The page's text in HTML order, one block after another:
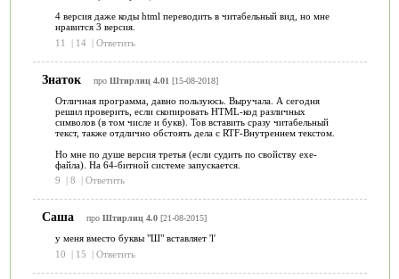
4 версия даже коды html переводить в читабельный вид, но мне
нравится 3 версия.
11
| 14 | Ответить
Знаток про Штирлиц 4.01 [15-08-2018]
Отличная программа, давно пользуюсь. Выручала. А сегодня
решил проверить, если скопировать HTML-код различных
символов (в том числе и букв). Тов вставить сразу читабельный
текст, также отдлично обстоять дела с RTF-Внутреннем текстом.
Но мне по душе версия третья (если судить по свойству exe-
файла). На 64-битной системе запускается.
9
8 Ответить
Саша про Штирлиц 4.0[21-08-2015]
у меня вместо буквы "Ш" вставляет 'l'
10
| 15 | Ответить